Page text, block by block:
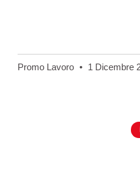
Promo Lavoro 1 Dicembre